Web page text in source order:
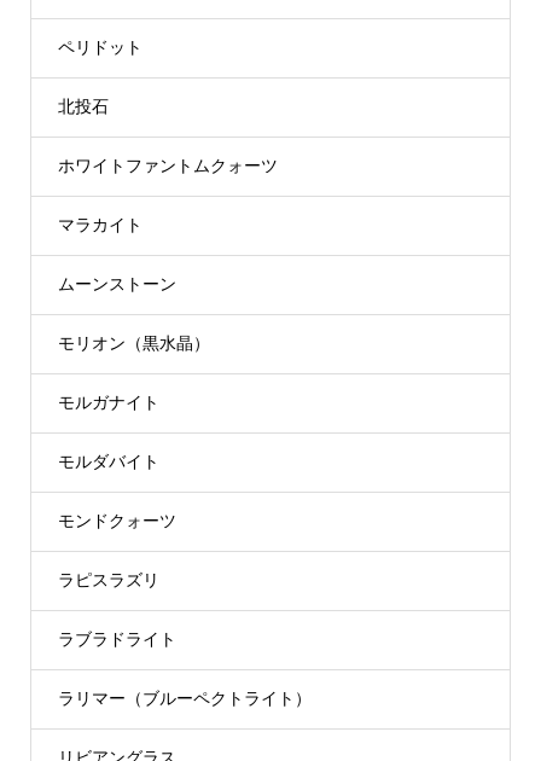
ペリドット
北投石
ホワイトファントムクォーツ
マラカイト
ムーンストーン
モリオン（黒水晶）
モルガナイト
モルダバイト
モンドクォーツ
ラピスラズリ
ラブラドライト
ラリマー（ブルーペクトライト）